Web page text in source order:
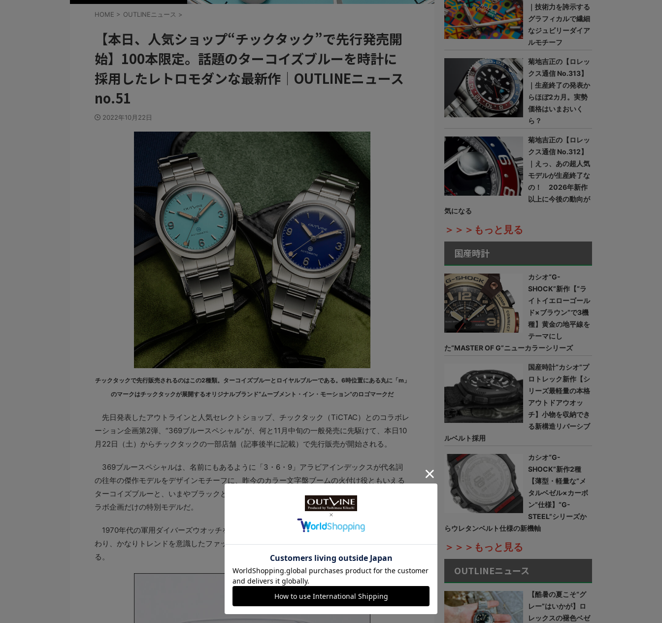
HOME > OUTLINEニュース >
【本日、人気ショップ“チックタック”で先行発売開
始】100本限定。話題のターコイズブルーを時計に
採用したレトロモダンな最新作｜OUTLINEニュース
no.51
2022年10月22日
チックタックで先行販売されるのはこの2種類。ターコイズブルーとロイヤルブルーである。6時位置にある丸に「m」
のマークはチックタックが展開するオリジナルブランド“ムーブメント・イン・モーション”のロゴマークだ
先日発表したアウトラインと人気セレクトショップ、チックタック（TiCTAC）とのコラボレ
ーション企画第2弾、“369ブルースペシャル”が、何と11月中旬の一般発売に先駆けて、本日10
月22日（土）からチックタックの一部店舗（記事後半に記載）で先行販売が開始される。
369ブルースペシャルは、名前にもあるように「3・6・9」アラビアインデックスが代名詞
の往年の傑作モデルをデザインモチーフに、昨今のカラー文字盤ブームの火付け役ともいえる
ターコイズブルーと、いまやブラックと並ぶ人気定番となったブルーを文字盤に採用した当コ
ラボ企画だけの特別モデルだ。
1970年代の軍用ダイバーズウオッチを再現した前作のコラボ第1弾とは雰囲気もガラっと変
わり、かなりトレンドを意識したファッショナブルな作りに仕上がっている点が特徴といえ
る。
｜技術力を誇示する
グラフィカルで繊細
なジュビリーダイア
ルモチーフ
菊地吉正の【ロレッ
クス通信 No.313】
｜生産終了の発表か
らほぼ2カ月。実勢
価格はいまおいく
ら？
菊地吉正の【ロレッ
クス通信 No.312】
｜えっ、あの超人気
モデルが生産終了な
の！ 2026年新作
以上に今後の動向が
気になる
＞＞＞もっと見る
国産時計
カシオ“G-
SHOCK”新作【“ラ
イトイエローゴール
ド×ブラウン”で3機
種】黄金の地平線を
テーマにし
た“MASTER OF G”ニューカラーシリーズ
国産時計“カシオ”プ
ロトレック新作【シ
リーズ最軽量の本格
アウトドアウオッ
チ】小物を収納でき
る新構造リバーシブ
ルベルト採用
カシオ“G-
SHOCK”新作2種
【薄型・軽量な“メ
タルベゼル×カーボ
ン”仕様】“G-
STEEL”シリーズか
らウレタンベルト仕様の新機軸
＞＞＞もっと見る
OUTLINEニュース
【酷暑の夏こそ“グ
レー”はいかが】ロ
レックスの褪色ベゼ